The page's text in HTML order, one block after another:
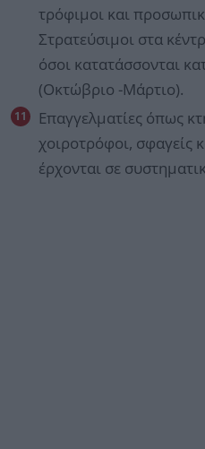
τρόφιμοι και
Στρατεύσιμοι στα
όσοι κατατάσσονται
(Οκτώβριο -Μάρτιο).
Επαγγελματίες όπως
χοιροτρόφοι, σφαγείς
έρχονται σε